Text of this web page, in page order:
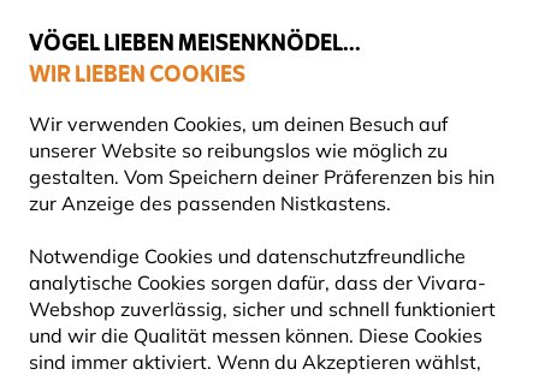
VÖGEL LIEBEN MEISENKNÖDEL...
WIR LIEBEN COOKIES
Wir verwenden Cookies, um deinen Besuch auf
unserer Website so reibungslos wie möglich zu
gestalten. Vom Speichern deiner Präferenzen bis hin
zur Anzeige des passenden Nistkastens.
Notwendige Cookies und datenschutzfreundliche
analytische Cookies sorgen dafür, dass der Vivara-
Webshop zuverlässig, sicher und schnell funktioniert
und wir die Qualität messen können. Diese Cookies
sind immer aktiviert. Wenn du Akzeptieren wählst,
Gratis Versand ab 49 €
Vogelfuttersysteme Futterspender für Samen
10% RABATT